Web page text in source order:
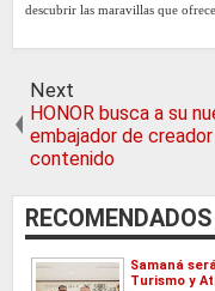
descubrir las maravillas que
Next
HONOR busca a su
embajador de
contenido
RECOMENDADOS
Samaná
Turismo y